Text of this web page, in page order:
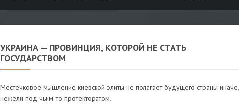
УКРАИНА — ПРОВИНЦИЯ, КОТОРОЙ НЕ СТАТЬ
ГОСУДАРСТВОМ
Местечковое мышление киевской элиты не полагает будущего страны иначе,
нежели под чьим-то протекторатом.